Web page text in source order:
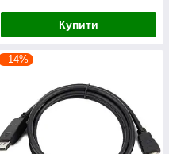
Купити
–14%